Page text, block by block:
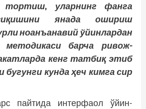
тортиш, уларнинг фанга
янада ошириш
ноанъанавий ўйинлардан
методикаси барча ривож­
кенг татбиқ этиб
бугунги кунда ҳеч кимга сир
пайтида интерфаол ўйин­